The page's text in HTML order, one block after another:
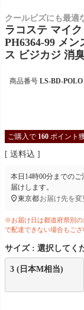
クールビズにも最適
ラコステ マイ
PH6364-99 メ
ス ビジカジ 消
商品番号 LS-BD-POLO
ご購入で 160 ポイント
送料込
本日 14時00分までのご
届けします。
東京都お届け先を変
※お届け日は都道府県別の
で配達できない場合もござ
サイズ 選択してく
3 (日本M相当)